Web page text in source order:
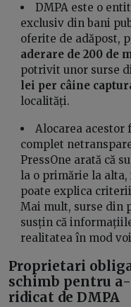
DMPA este o
exclusiv din bani
oferite de adăpost,
aderare de 200 de
potrivit unor surse
lei per câine
localități.
Alocarea acestor
complet
PressOne arată că
la o primărie la
poate explica
Mai mult, surse din
susțin că
realitatea în mod
Proprietari
schimb pentru
ridicat de DMPA